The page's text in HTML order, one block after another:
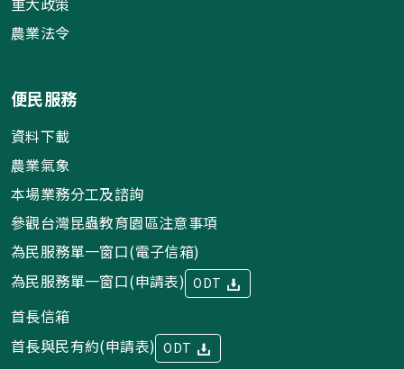
農業法令
便民服務
資料下載
農業氣象
本場業務分工及諮詢
參觀台灣昆蟲教育園區注意事項
為民服務單一窗口(電子信箱)
為民服務單一窗口(申請表) ODT
首長信箱
首長與民有約(申請表) ODT